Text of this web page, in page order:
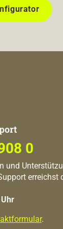
0
und
erreichst
.